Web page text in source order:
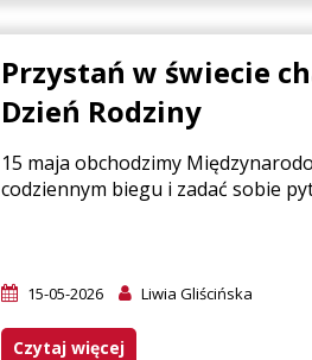
Przystań w świecie
Dzień Rodziny
15 maja obchodzimy
codziennym biegu i zadać sobie
15-05-2026 Liwia Gliścińska
Czytaj więcej